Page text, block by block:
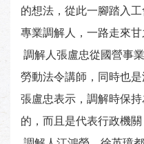
的想法，從此一腳踏入
專業調解人，一路走來甘
調解人張盧忠從國營事
勞動法令講師，同時也
張盧忠表示，調解時保
的，而且是代表行政機